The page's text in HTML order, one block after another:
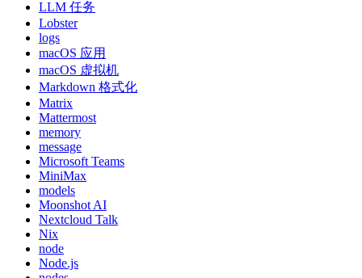
LLM 任务
Lobster
logs
macOS 应用
macOS 虚拟机
Markdown 格式化
Matrix
Mattermost
memory
message
Microsoft Teams
MiniMax
models
Moonshot AI
Nextcloud Talk
Nix
node
Node.js